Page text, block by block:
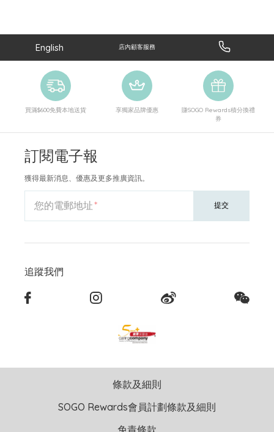
English 店內顧客服務
買滿$600免費本地送貨 享獨家品牌優惠
賺SOGO Rewards積分換禮
券
訂閱電子報
獲得最新消息、優惠及更多推廣資訊。
您的電郵地址 提交
追蹤我們
條款及細則
SOGO Rewards會員計劃條款及細則
免責條款